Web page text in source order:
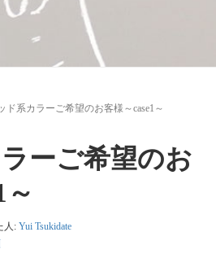
ド系カラーご希望のお客様～case1～
ーご希望のお
人: Yui Tsukidate